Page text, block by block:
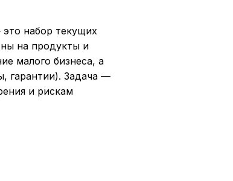
набор текущих
на продукты и
малого бизнеса, а
гарантии). Задача —
и рискам